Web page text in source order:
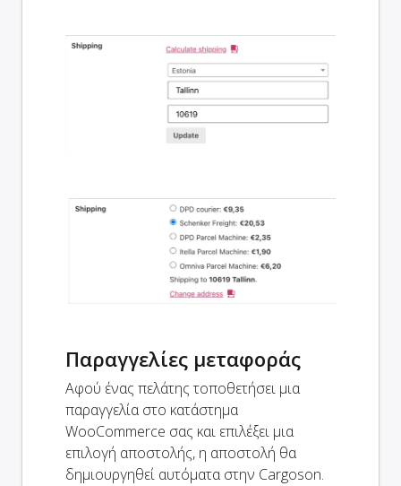
Παραγγελίες μεταφοράς
Αφού ένας πελάτης τοποθετήσει μια
παραγγελία στο κατάστημα
WooCommerce σας και επιλέξει μια
επιλογή αποστολής, η αποστολή θα
δημιουργηθεί αυτόματα στην Cargoson.